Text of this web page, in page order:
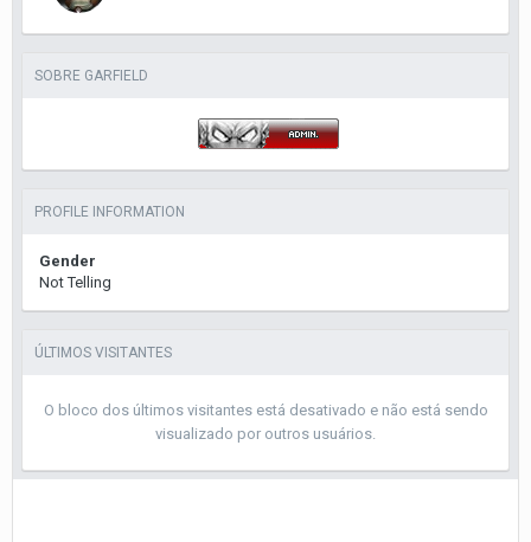
SOBRE GARFIELD
PROFILE INFORMATION
Gender
Not Telling
ÚLTIMOS VISITANTES
O bloco dos últimos visitantes está desativado e não está sendo
visualizado por outros usuários.